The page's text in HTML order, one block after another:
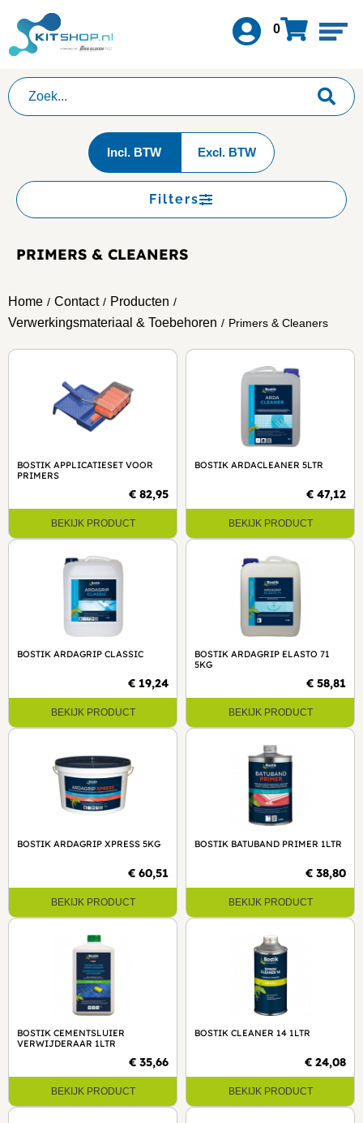
0
Incl. BTW Excl. BTW
Filters
PRIMERS & CLEANERS
Home / Contact / Producten /
Verwerkingsmateriaal & Toebehoren / Primers & Cleaners
BOSTIK APPLICATIESET VOOR
PRIMERS
€ 82,95
BEKIJK PRODUCT
BOSTIK ARDACLEANER 5LTR
€ 47,12
BEKIJK PRODUCT
BOSTIK ARDAGRIP CLASSIC
€ 19,24
BEKIJK PRODUCT
BOSTIK ARDAGRIP ELASTO 71
5KG
€ 58,81
BEKIJK PRODUCT
BOSTIK ARDAGRIP XPRESS 5KG
€ 60,51
BEKIJK PRODUCT
BOSTIK BATUBAND PRIMER 1LTR
€ 38,80
BEKIJK PRODUCT
BOSTIK CEMENTSLUIER
VERWIJDERAAR 1LTR
€ 35,66
BEKIJK PRODUCT
BOSTIK CLEANER 14 1LTR
€ 24,08
BEKIJK PRODUCT